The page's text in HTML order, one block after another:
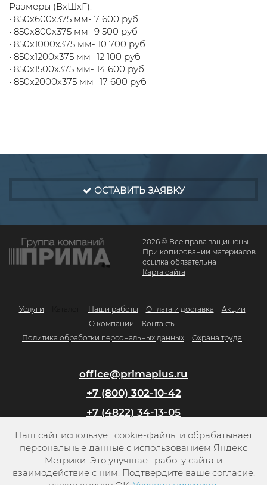
Размеры (ВхШхГ):
• 850х600х375 мм- 7 600 руб
• 850х800х375 мм- 9 500 руб
• 850х1000х375 мм- 10 700 руб
• 850х1200х375 мм- 12 100 руб
• 850х1500х375 мм- 14 600 руб
• 850х2000х375 мм- 17 600 руб
ОСТАВИТЬ ЗАЯВКУ
2026 © Все права защищены.
При копировании материалов
ссылка обязательна
Карта сайта
Услуги Наши работы Оплата и доставка
Акции
О компании
Контакты
Политика обработки персональных данных
Охрана труда
office@primaplus.ru
+7 (800) 302-10-42
+7 (4822) 34-13-05
Заказать обратный звонок
Наш сайт использует cookie-файлы и обрабатывает
персональные данные с использованием Яндекс
Метрики. Это улучшает работу сайта и
взаимодействие с ним. Подтвердите ваше согласие,